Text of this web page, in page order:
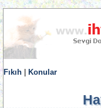
Fıkıh Konular